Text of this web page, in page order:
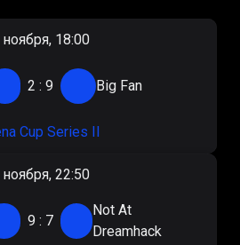
ноября, 18:00
2 :9 Big Fan
Cup Series II
ноября, 22:50
9 : 7
Not At
Dreamhack